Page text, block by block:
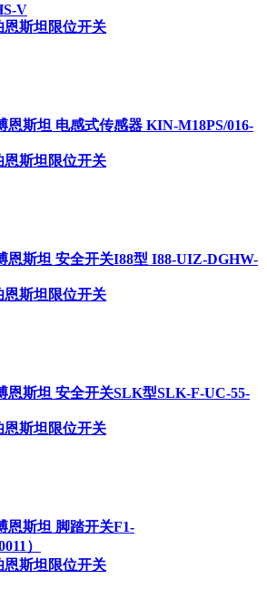
V
恩斯坦限位开关
恩斯坦 电感式传感器 KIN-M18PS/016-
恩斯坦限位开关
恩斯坦 安全开关I88型 I88-UIZ-DGHW-
恩斯坦限位开关
恩斯坦 安全开关SLK型SLK-F-UC-55-
恩斯坦限位开关
恩斯坦 脚踏开关F1-
）
恩斯坦限位开关